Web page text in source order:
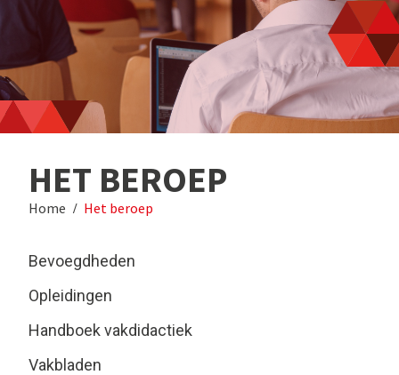
HET BEROEP
Home Het beroep
Bevoegdheden
Opleidingen
Handboek vakdidactiek
Vakbladen